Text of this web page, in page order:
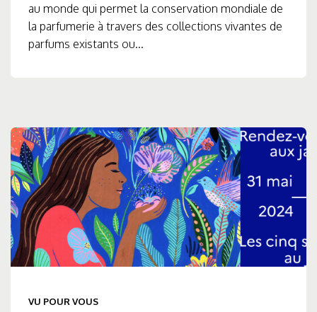
au monde qui permet la conservation mondiale de
la parfumerie à travers des collections vivantes de
parfums existants ou...
VU POUR VOUS